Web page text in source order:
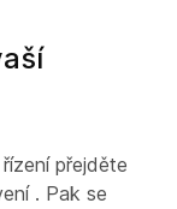
přejděte
. Pak se